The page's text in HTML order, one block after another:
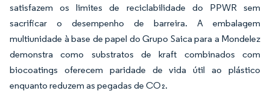
satisfazem os limites de reciclabilidade do PPWR sem
sacrificar o desempenho de barreira. A embalagem
multiunidade à base de papel do Grupo Saica para a Mondelez
demonstra como substratos de kraft combinados com
biocoatings oferecem paridade de vida útil ao plástico
enquanto reduzem as pegadas de CO₂.